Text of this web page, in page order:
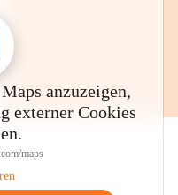
anzuzeigen,
externer Cookies
maps